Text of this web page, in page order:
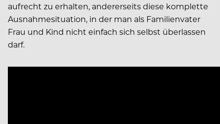
aufrecht zu erhalten, andererseits diese komplette
Ausnahmesituation, in der man als Familienvater
Frau und Kind nicht einfach sich selbst überlassen
darf.